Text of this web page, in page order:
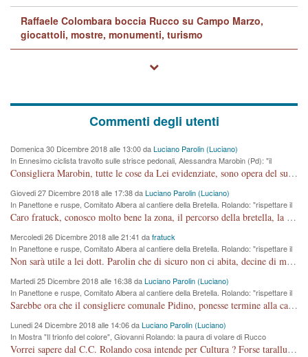
Raffaele Colombara boccia Rucco su Campo Marzo,
giocattoli, mostre, monumenti, turismo
Commenti degli utenti
Domenica 30 Dicembre 2018 alle 13:00 daLuciano Parolin (Luciano)
In Ennesimo ciclista travolto sulle strisce pedonali, Alessandra Marobin (Pd): "il
Comune si svegli"
Consigliera Marobin, tutte le cose da Lei evidenziate, sono opera del suo ex Assessore e compagno di Partito Antonio Marco Dalla Pozza Assessore alla "progettazione" di piste ciclabili e altre porcherie. A lui manderei il conto da saldare per incidenti e danni alle persone. E' ora che "finiamola." Avete perso rassegnatevi. qui IL SINDACO RUCCO NON C'ENTRA PER NIENTE. CAPITO!!!!!!!! Amen.
Giovedi 27 Dicembre 2018 alle 17:38 daLuciano Parolin (Luciano)
In Panettone e ruspe, Comitato Albera al cantiere della Bretella. Rolando: "rispettare il
cronoprogramma"
Caro fratuck, conosco molto bene la zona, il percorso della bretella, la situazione dei cittadini, abito in Viale Trento. A partire dal 2003 ho partecipato al Comitato di Maddalene pro bretella, e a riunioni propositive per apportare modifiche al progetto. Numerose mie foto del territorio sono arrivate a Roma, altri miei interventi (non graditi dalla Sx) sono stati pubblicati dal GdV, assieme ad altri come Ciro Asproso, ora favorevole alla bretella. Ho partecipato alla raccolta firme per la chiusura della strada x 5 giorni eseguita dal Sindaco Hullwech per sforamento 180 Micro/g. Pertanto come impegno per la tematica sono apposto con la coscienza. Ora il Progetto è partito, fine! Voglio dire che la nuova Giunta "comunale" non c'entra più. L'opera sarà "malauguratamente" eseguita, ma non con il mio placet. Il Consigliere Comunale dovrebbe capire che la campagna elettorale è finita, con buona pace di tutti. Quello che invece dovrebbe interessare è la proprietà della strada, dall'uscita autostradale Ovest, sino alla Rotatoria dell'Albara, vi sono tre possessori: Autostrade SpA; La Provincia, il Comune. Come la mettiamo per il futuro ? I costi, da 50 sono saliti a 100 milioni di € come dire 20 milioni a KM (!) da non credere. Comunque si farà. Ma nessuno canti Vittoria, anzi meglio non farne un ulteriore fatto "partitico" per questioni elettorali o di seggio. Se mi manda la sua mail, sono disponibile ad inviare i documenti e le foto sopra descritte. Con ossequi, Luciano Parolin
Mercoledi 26 Dicembre 2018 alle 21:41 dafratuck
In Panettone e ruspe, Comitato Albera al cantiere della Bretella. Rolando: "rispettare il
cronoprogramma"
Non sarà utile a lei dott. Parolin che di sicuro non ci abita, decine di migliaia di TIR, automobili e padroncini che passano quotidianamente per una strada appena rotabile, non è più possibile stendere i panni, attraversare la strada senza rischiare la morte, le case stanno crepando, i tempi sono cambiati e la bretella non passerà assolutamente per maddalene (ma cosa sta a dire?!), dia invece responsabilità a chi ha costruito tagliando la strada che doveva invece terminare a isola vicentina e non al moracchino lasciando Motta di Costabissara ancora in panne di traffico. I tempi sono cambiati dottore e se l'anagrafe della vita stagna nell'essere umano impressioni conservatrici, la società non le considera perchè va avanti, si industrializza e ha bisogno di infrastrutture e di sviluppo. Ultima considerazione, se è geloso di Rolando perchè vede in lui solo campagne politiche mentre si difendono i SOLI diritti dei cittadini, la preghiamo faccia considerazioni più appropriate. Saluti e complimenti per i suoi scritti.
Martedi 25 Dicembre 2018 alle 16:38 daLuciano Parolin (Luciano)
In Panettone e ruspe, Comitato Albera al cantiere della Bretella. Rolando: "rispettare il
cronoprogramma"
Sarebbe ora che il consigliere comunale Pidino, ponesse termine alla campagna elettorale nel territorio del suo seggio Villaggio del Sole. La tiraca è iniziata, distruggerà 6 km di prateria ovest della città, ricca di fonti e sorgenti d'acqua. I cittadini di Maddalene non avranno più Pace la notte. Molta colpa per la costruzione di questa Strada è proprio del signor Rolando,dei suoi gazebo mobili e che vuol far passare questa opera VANDALICA come progetto "utile" a chi ? Non è cosa seria sig. Rolando!
Lunedi 24 Dicembre 2018 alle 14:06 daLuciano Parolin (Luciano)
In Mostra "Il trionfo del colore", Giovanni Rolando: la paura di volare di Rucco
Vorrei sapere dal C.C. Rolando cosa intende per Cultura ? Forse tarallucci, vino e sagre, o spaghetti tricolori del PD ? Il continuo (s)parlare della mostra a Palazzo Chiericati caro consigliere DANNEGGIA FORTEMENTE l'immagine della città TUTTA e fa deviare i consensi che in RUSSIA (badi bene ex U.R.S.S.) sono ECCELLENTI. A livello artistico l'evento è di alta Valenza culturale, COMPITO di Tutta la Cittadinanza fare il possibile per propagandare l'iniziativa senza farne UN CASO PARTITICO come fa Lei da sempre. Meno Gazebo + Partecipazione! E così sia. Amen.